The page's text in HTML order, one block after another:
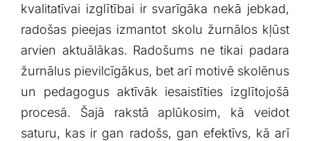
kvalitatīvai izglītībai ir svarīgāka nekā jebkad,
radošas pieejas izmantot skolu žurnālos kļūst
arvien‌ aktuālākas. Radošums ne tikai padara
žurnālus pievilcīgākus, bet arī motivē skolēnus
un pedagogus aktīvāk⁤ iesaistīties izglītojošā
procesā. ​Šajā rakstā aplūkosim, kā veidot
saturu, kas ir gan radošs, gan efektīvs, kā arī